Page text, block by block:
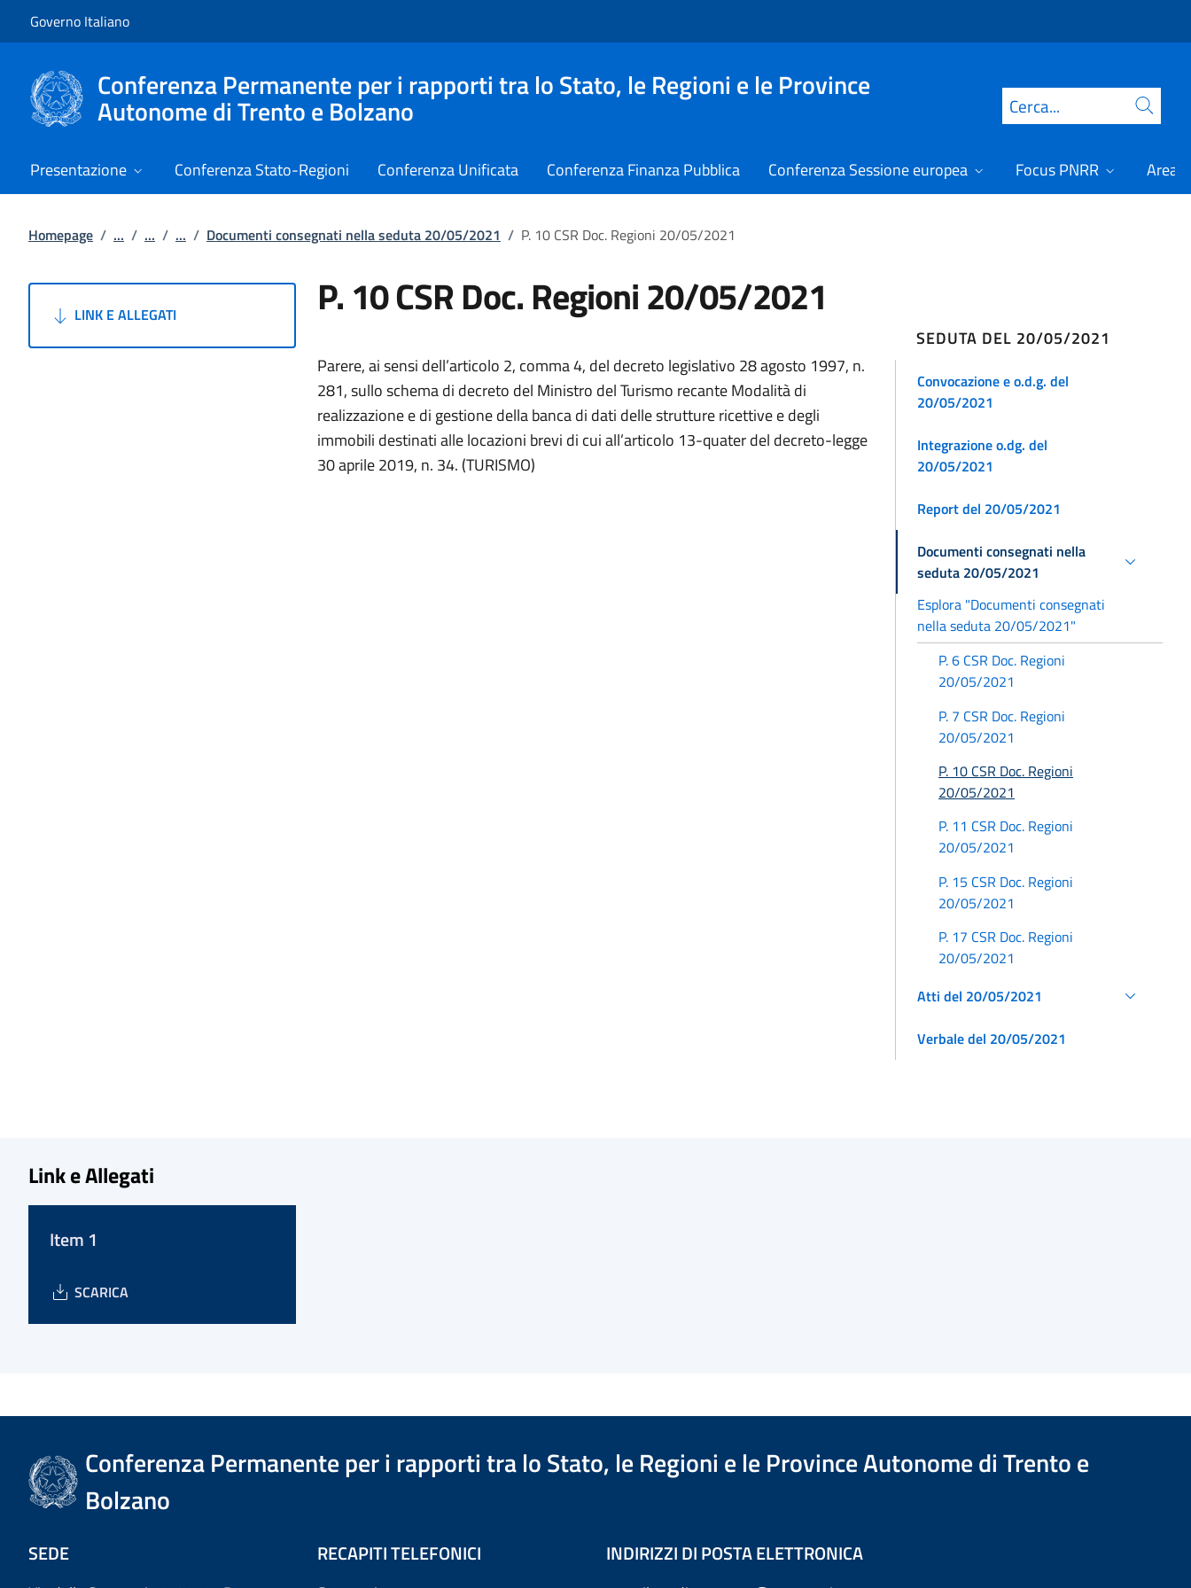
Governo Italiano
Conferenza Permanente per i rapporti tra lo Stato, le Regioni e le Province
Autonome di Trento e Bolzano Cerca
Presentazione Conferenza Stato-Regioni Conferenza Unificata Conferenza Finanza Pubblica Conferenza Sessione europea Focus PNRR Area
Homepage / ... / ... / ... / Documenti consegnati nella seduta 20/05/2021 / P. 10 CSR Doc. Regioni 20/05/2021
LINK E ALLEGATI P. 10 CSR Doc. Regioni 20/05/2021
Parere, ai sensi dell’articolo 2, comma 4, del decreto legislativo 28 agosto 1997, n.
281, sullo schema di decreto del Ministro del Turismo recante Modalità di
realizzazione e di gestione della banca di dati delle strutture ricettive e degli
immobili destinati alle locazioni brevi di cui all’articolo 13-quater del decreto-legge
30 aprile 2019, n. 34. (TURISMO)
SEDUTA DEL 20/05/2021
Convocazione e o.d.g. del
20/05/2021
Integrazione o.dg. del
20/05/2021
Report del 20/05/2021
Documenti consegnati nella
seduta 20/05/2021
Esplora "Documenti consegnati
nella seduta 20/05/2021"
P. 6 CSR Doc. Regioni
20/05/2021
P. 7 CSR Doc. Regioni
20/05/2021
P. 10 CSR Doc. Regioni
20/05/2021
P. 11 CSR Doc. Regioni
20/05/2021
P. 15 CSR Doc. Regioni
20/05/2021
P. 17 CSR Doc. Regioni
20/05/2021
Atti del 20/05/2021
Verbale del 20/05/2021
Link e Allegati
Item 1
SCARICA
Conferenza Permanente per i rapporti tra lo Stato, le Regioni e le Province Autonome di Trento e
Bolzano
SEDE RECAPITI TELEFONICI INDIRIZZI DI POSTA ELETTRONICA